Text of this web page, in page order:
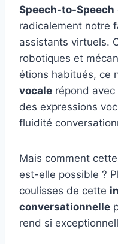
Speech-to-Speech
radicalement notre
assistants virtuels.
robotiques et
étions habitués, ce
vocale répond
des expressions
fluidité
Mais comment
est-elle possible ?
coulisses de cette
conversationnelle
rend si